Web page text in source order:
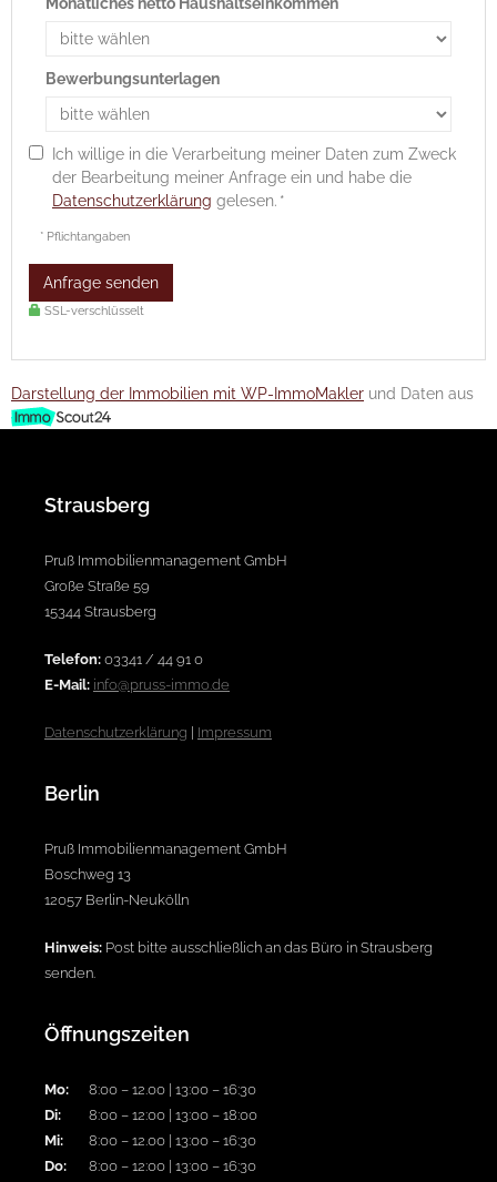
Monatliches netto Haushaltseinkommen
Bewerbungsunterlagen
Ich willige in die Verarbeitung meiner Daten zum Zweck
der Bearbeitung meiner Anfrage ein und habe die
Datenschutzerklärung gelesen. *
* Pflichtangaben
Anfrage senden
SSL-verschlüsselt
Darstellung der Immobilien mit WP-ImmoMakler und Daten aus
Strausberg
Pruß Immobilienmanagement GmbH
Große Straße 59
15344 Strausberg
Telefon: 03341 / 44 91 0
E-Mail: info@pruss-immo.de
Datenschutzerklärung Impressum
Berlin
Pruß Immobilienmanagement GmbH
Boschweg 13
12057 Berlin-Neukölln
Hinweis: Post bitte ausschließlich an das Büro in Strausberg
senden.
Öffnungszeiten
Mo:
8:00 – 12.00 | 13:00 – 16:30
Di:
8:00 – 12:00 | 13:00 – 18:00
Mi:
8:00 – 12.00 | 13:00 – 16:30
Do:
8:00 – 12:00 | 13:00 – 16:30